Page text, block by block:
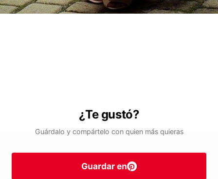
¿Te gustó?
Guárdalo y compártelo con quien más quieras
Guardar en